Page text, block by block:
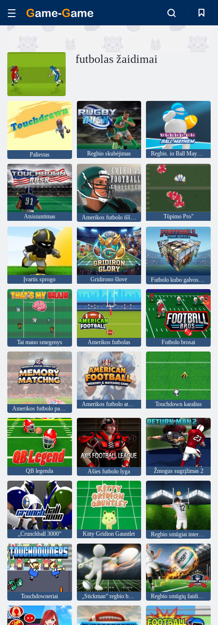
futbolas žaidimai
Paliestas Regbio skubėjimas Regbis. io Ball Mayhem
Atsisiuntimas Amerikos futbolo iššūkis Tūpimo Pro"
Įvartis sprogo Gridirono šlovė Futbolo kubo galvosūkis
Tai mano smegenys Amerikos futbolas Futbolo brosai
Amerikos futbolo pasaulio taurės atminties atitikimas
Amerikos futbolo atminties ir atitikimo žaidimas Touchdown karalius
QB legenda Ašies futbolo lyga Žmogus sugrįžimas 2
„Crunchball 3000“ Kitty Gridion Gauntlet Regbio smūgiai internetu
Touchdowneriai „Stickman“ regbio bėgimas ir smūgis Regbio smūgių žaidimas